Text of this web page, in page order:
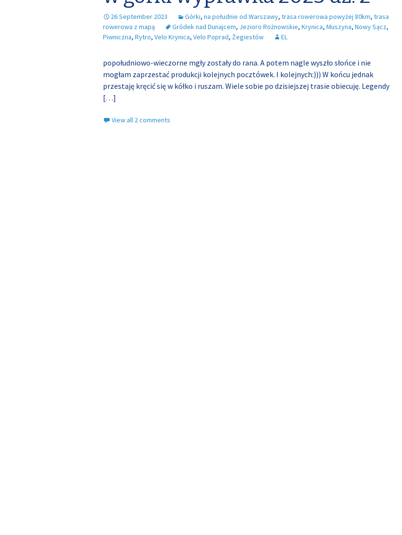
26 September 2023 Górki, na południe od Warszawy, trasa rowerowa powyżej 80km, trasa
rowerowa z mapą
Gródek nad Dunajcem, Jezioro Rożnowskie, Krynica, Muszyna, Nowy Sącz,
Piwniczna, Rytro, Velo Krynica, Velo Poprad, Żegiestów EL
popołudniowo-wieczorne mgły zostały do rana. A potem nagle wyszło słońce i nie
mogłam zaprzestać produkcji kolejnych pocztówek. I kolejnych:))) W końcu jednak
przestaję kręcić się w kółko i ruszam. Wiele sobie po dzisiejszej trasie obiecuję. Legendy
[…]
View all 2 comments